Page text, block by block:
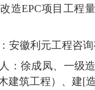
造EPC项目工程
安徽利元工程咨询
：徐成凤、一级
建筑工程）、建[